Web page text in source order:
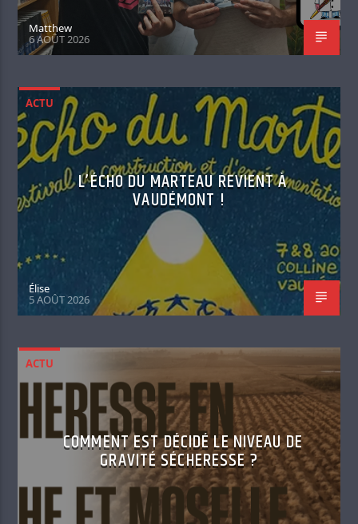
Matthew
6 AOÛT 2026
ACTU
L’ÉCHO DU MARTEAU REVIENT À
VAUDÉMONT !
Élise
5 AOÛT 2026
ACTU
COMMENT EST DÉCIDÉ LE NIVEAU DE
GRAVITÉ SÉCHERESSE ?